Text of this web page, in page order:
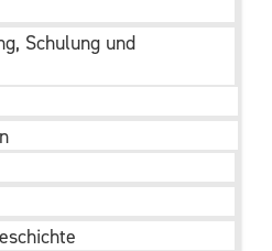
Schulung und